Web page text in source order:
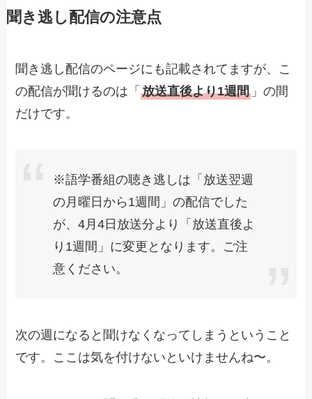
聞き逃し配信の注意点
聞き逃し配信のページにも記載されてますが、こ
の配信が聞けるのは「放送直後より1週間 」の間
だけです。
※語学番組の聴き逃しは「放送翌週
の月曜日から1週間」の配信でした
が、4月4日放送分より「放送直後よ
り1週間」に変更となります。ご注
意ください。
次の週になると聞けなくなってしまうということ
です。ここは気を付けないといけませんね〜。